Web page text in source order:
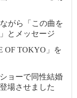
がら「この曲を
とメッセージ
OF TOKYO」を
ョーで同性結婚
場させました